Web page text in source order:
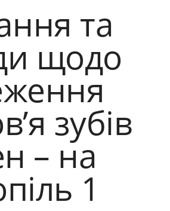
та
щодо
зубів
– на
1